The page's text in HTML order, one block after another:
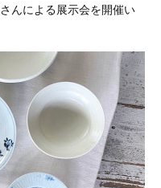
んによる展示会を開催い